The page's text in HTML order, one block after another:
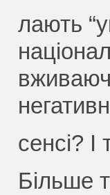
лають
сенсі? І
Більше